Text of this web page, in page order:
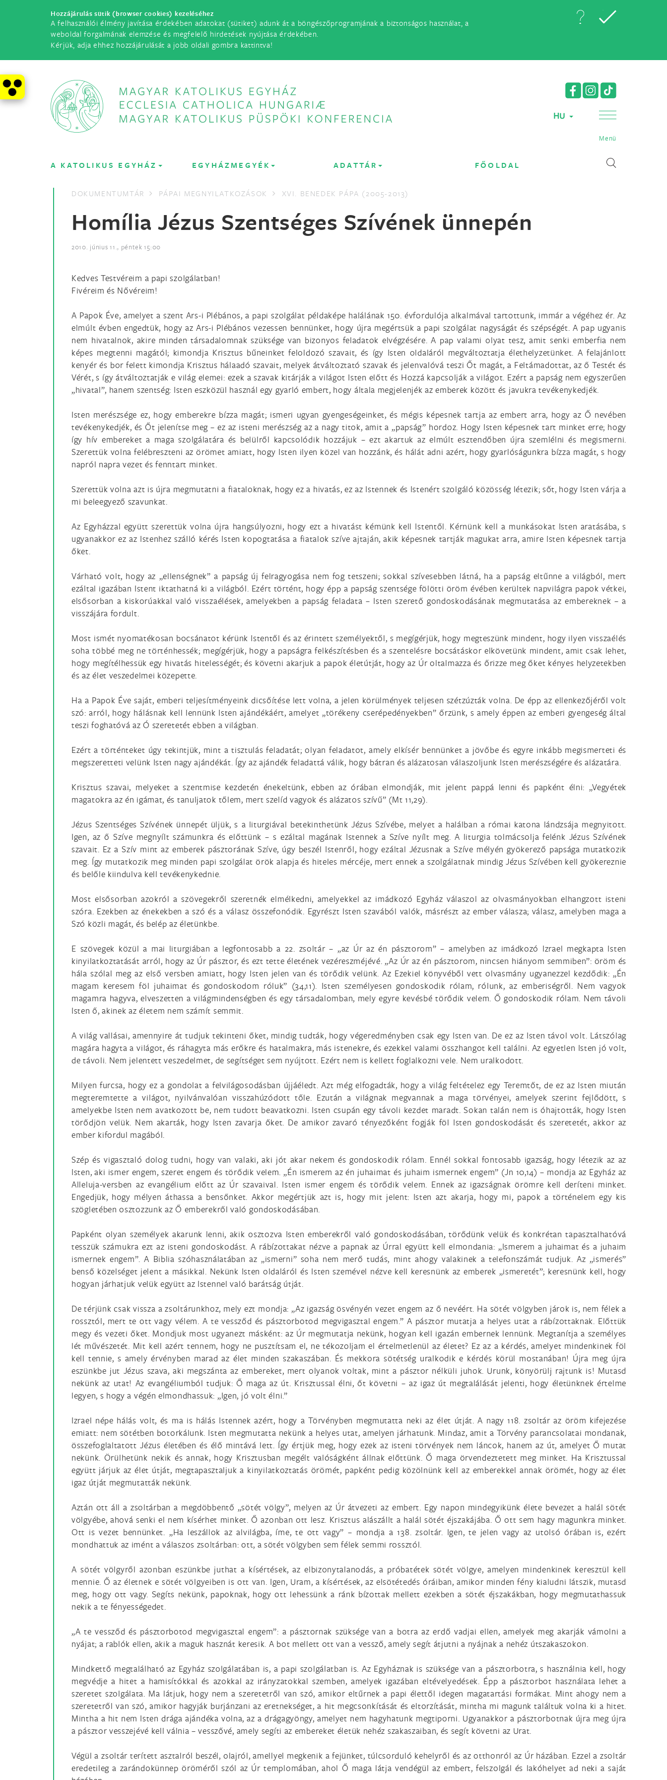
Hozzájárulás sütik (browser cookies) kezeléséhez
A felhasználói élmény javítása érdekében adatokat (sütiket) adunk át a böngészőprogramjának a biztonságos használat, a
weboldal forgalmának elemzése és megfelelő hirdetések nyújtása érdekében.
Kérjük, adja ehhez hozzájárulását a jobb oldali gombra kattintva!
HU
Menü
A KATOLIKUS EGYHÁZ EGYHÁZMEGYÉK ADATTÁR FŐOLDAL
DOKUMENTUMTÁR PÁPAI MEGNYILATKOZÁSOK XVI. BENEDEK PÁPA (2005-2013)
Homília Jézus Szentséges Szívének ünnepén
2010. június 11., péntek 15:00
Kedves Testvéreim a papi szolgálatban!
Fivéreim és Nővéreim!
A Papok Éve, amelyet a szent Ars-i Plébános, a papi szolgálat példaképe halálának 150. évfordulója alkalmával tartottunk, immár a végéhez ér. Az
elmúlt évben engedtük, hogy az Ars-i Plébános vezessen bennünket, hogy újra megértsük a papi szolgálat nagyságát és szépségét. A pap ugyanis
nem hivatalnok, akire minden társadalomnak szüksége van bizonyos feladatok elvégzésére. A pap valami olyat tesz, amit senki emberfia nem
képes megtenni magától; kimondja Krisztus bűneinket feloldozó szavait, és így Isten oldaláról megváltoztatja élethelyzetünket. A felajánlott
kenyér és bor felett kimondja Krisztus hálaadó szavait, melyek átváltoztató szavak és jelenvalóvá teszi Őt magát, a Feltámadottat, az ő Testét és
Vérét, s így átváltoztatják e világ elemei: ezek a szavak kitárják a világot Isten előtt és Hozzá kapcsolják a világot. Ezért a papság nem egyszerűen
„hivatal”, hanem szentség: Isten eszközül használ egy gyarló embert, hogy általa megjelenjék az emberek között és javukra tevékenykedjék.
Isten merészsége ez, hogy emberekre bízza magát; ismeri ugyan gyengeségeinket, és mégis képesnek tartja az embert arra, hogy az Ő nevében
tevékenykedjék, és Őt jelenítse meg – ez az isteni merészség az a nagy titok, amit a „papság” hordoz. Hogy Isten képesnek tart minket erre; hogy
így hív embereket a maga szolgálatára és belülről kapcsolódik hozzájuk – ezt akartuk az elmúlt esztendőben újra szemlélni és megismerni.
Szerettük volna felébreszteni az örömet amiatt, hogy Isten ilyen közel van hozzánk, és hálát adni azért, hogy gyarlóságunkra bízza magát, s hogy
napról napra vezet és fenntart minket.
Szerettük volna azt is újra megmutatni a fiataloknak, hogy ez a hivatás, ez az Istennek és Istenért szolgáló közösség létezik; sőt, hogy Isten várja a
mi beleegyező szavunkat.
Az Egyházzal együtt szerettük volna újra hangsúlyozni, hogy ezt a hivatást kémünk kell Istentől. Kérnünk kell a munkásokat Isten aratásába, s
ugyanakkor ez az Istenhez szálló kérés Isten kopogtatása a fiatalok szíve ajtaján, akik képesnek tartják magukat arra, amire Isten képesnek tartja
őket.
Várható volt, hogy az „ellenségnek” a papság új felragyogása nem fog tetszeni; sokkal szívesebben látná, ha a papság eltűnne a világból, mert
ezáltal igazában Istent iktathatná ki a világból. Ezért történt, hogy épp a papság szentsége fölötti öröm évében kerültek napvilágra papok vétkei,
elsősorban a kiskorúakkal való visszaélések, amelyekben a papság feladata – Isten szerető gondoskodásának megmutatása az embereknek – a
visszájára fordult.
Most ismét nyomatékosan bocsánatot kérünk Istentől és az érintett személyektől, s megígérjük, hogy megteszünk mindent, hogy ilyen visszaélés
soha többé meg ne történhessék; megígérjük, hogy a papságra felkészítésben és a szentelésre bocsátáskor elkövetünk mindent, amit csak lehet,
hogy megítélhessük egy hivatás hitelességét; és követni akarjuk a papok életútját, hogy az Úr oltalmazza és őrizze meg őket kényes helyzetekben
és az élet veszedelmei közepette.
Ha a Papok Éve saját, emberi teljesítményeink dicsőítése lett volna, a jelen körülmények teljesen szétzúzták volna. De épp az ellenkezőjéről volt
szó: arról, hogy hálásnak kell lennünk Isten ajándékáért, amelyet „törékeny cserépedényekben” őrzünk, s amely éppen az emberi gyengeség által
teszi foghatóvá az Ó szeretetét ebben a világban.
Ezért a történteket úgy tekintjük, mint a tisztulás feladatát; olyan feladatot, amely elkísér bennünket a jövőbe és egyre inkább megismerteti és
megszeretteti velünk Isten nagy ajándékát. Így az ajándék feladattá válik, hogy bátran és alázatosan válaszoljunk Isten merészségére és alázatára.
Krisztus szavai, melyeket a szentmise kezdetén énekeltünk, ebben az órában elmondják, mit jelent pappá lenni és papként élni: „Vegyétek
magatokra az én igámat, és tanuljatok tőlem, mert szelíd vagyok és alázatos szívű” (Mt 11,29).
Jézus Szentséges Szívének ünnepét üljük, s a liturgiával betekinthetünk Jézus Szívébe, melyet a halálban a római katona lándzsája megnyitott.
Igen, az ő Szíve megnyílt számunkra és előttünk – s ezáltal magának Istennek a Szíve nyílt meg. A liturgia tolmácsolja felénk Jézus Szívének
szavait. Ez a Szív mint az emberek pásztorának Szíve, úgy beszél Istenről, hogy ezáltal Jézusnak a Szíve mélyén gyökerező papsága mutatkozik
meg. Így mutatkozik meg minden papi szolgálat örök alapja és hiteles mércéje, mert ennek a szolgálatnak mindig Jézus Szívében kell gyökereznie
és belőle kiindulva kell tevékenykednie.
Most elsősorban azokról a szövegekről szeretnék elmélkedni, amelyekkel az imádkozó Egyház válaszol az olvasmányokban elhangzott isteni
szóra. Ezekben az énekekben a szó és a válasz összefonódik. Egyrészt Isten szavából valók, másrészt az ember válasza; válasz, amelyben maga a
Szó közli magát, és belép az életünkbe.
E szövegek közül a mai liturgiában a legfontosabb a 22. zsoltár – „az Úr az én pásztorom” – amelyben az imádkozó Izrael megkapta Isten
kinyilatkoztatását arról, hogy az Úr pásztor, és ezt tette életének vezéreszméjévé. „Az Úr az én pásztorom, nincsen hiányom semmiben”: öröm és
hála szólal meg az első versben amiatt, hogy Isten jelen van és törődik velünk. Az Ezekiel könyvéből vett olvasmány ugyanezzel kezdődik: „Én
magam keresem föl juhaimat és gondoskodom róluk” (34,11). Isten személyesen gondoskodik rólam, rólunk, az emberiségről. Nem vagyok
magamra hagyva, elveszetten a világmindenségben és egy társadalomban, mely egyre kevésbé törődik velem. Ő gondoskodik rólam. Nem távoli
Isten ő, akinek az életem nem számít semmit.
A világ vallásai, amennyire át tudjuk tekinteni őket, mindig tudták, hogy végeredményben csak egy Isten van. De ez az Isten távol volt. Látszólag
magára hagyta a világot, és ráhagyta más erőkre és hatalmakra, más istenekre, és ezekkel valami összhangot kell találni. Az egyetlen Isten jó volt,
de távoli. Nem jelentett veszedelmet, de segítséget sem nyújtott. Ezért nem is kellett foglalkozni vele. Nem uralkodott.
Milyen furcsa, hogy ez a gondolat a felvilágosodásban újjáéledt. Azt még elfogadták, hogy a világ feltételez egy Teremtőt, de ez az Isten miután
megteremtette a világot, nyilvánvalóan visszahúzódott tőle. Ezután a világnak megvannak a maga törvényei, amelyek szerint fejlődött, s
amelyekbe Isten nem avatkozott be, nem tudott beavatkozni. Isten csupán egy távoli kezdet maradt. Sokan talán nem is óhajtották, hogy Isten
törődjön velük. Nem akarták, hogy Isten zavarja őket. De amikor zavaró tényezőként fogják föl Isten gondoskodását és szeretetét, akkor az
ember kifordul magából.
Szép és vigasztaló dolog tudni, hogy van valaki, aki jót akar nekem és gondoskodik rólam. Ennél sokkal fontosabb igazság, hogy létezik az az
Isten, aki ismer engem, szeret engem és törődik velem. „Én ismerem az én juhaimat és juhaim ismernek engem” (Jn 10,14) – mondja az Egyház az
Alleluja-versben az evangélium előtt az Úr szavaival. Isten ismer engem és törődik velem. Ennek az igazságnak örömre kell deríteni minket.
Engedjük, hogy mélyen áthassa a bensőnket. Akkor megértjük azt is, hogy mit jelent: Isten azt akarja, hogy mi, papok a történelem egy kis
szögletében osztozzunk az Ő emberekről való gondoskodásában.
Papként olyan személyek akarunk lenni, akik osztozva Isten emberekről való gondoskodásában, törődünk velük és konkrétan tapasztalhatóvá
tesszük számukra ezt az isteni gondoskodást. A rábízottakat nézve a papnak az Úrral együtt kell elmondania: „Ismerem a juhaimat és a juhaim
ismernek engem”. A Biblia szóhasználatában az „ismerni” soha nem merő tudás, mint ahogy valakinek a telefonszámát tudjuk. Az „ismerés”
benső közelséget jelent a másikkal. Nekünk Isten oldaláról és Isten szemével nézve kell keresnünk az emberek „ismeretét”; keresnünk kell, hogy
hogyan járhatjuk velük együtt az Istennel való barátság útját.
De térjünk csak vissza a zsoltárunkhoz, mely ezt mondja: „Az igazság ösvényén vezet engem az ő nevéért. Ha sötét völgyben járok is, nem félek a
rossztól, mert te ott vagy vélem. A te vessződ és pásztorbotod megvigasztal engem.” A pásztor mutatja a helyes utat a rábízottaknak. Előttük
megy és vezeti őket. Mondjuk most ugyanezt másként: az Úr megmutatja nekünk, hogyan kell igazán embernek lennünk. Megtanítja a személyes
lét művészetét. Mit kell azért tennem, hogy ne pusztítsam el, ne tékozoljam el értelmetlenül az életet? Ez az a kérdés, amelyet mindenkinek föl
kell tennie, s amely érvényben marad az élet minden szakaszában. És mekkora sötétség uralkodik e kérdés körül mostanában! Újra meg újra
eszünkbe jut Jézus szava, aki megszánta az embereket, mert olyanok voltak, mint a pásztor nélküli juhok. Urunk, könyörülj rajtunk is! Mutasd
nekünk az utat! Az evangéliumból tudjuk: Ő maga az út. Krisztussal élni, őt követni – az igaz út megtalálását jelenti, hogy életünknek értelme
legyen, s hogy a végén elmondhassuk: „Igen, jó volt élni.”
Izrael népe hálás volt, és ma is hálás Istennek azért, hogy a Törvényben megmutatta neki az élet útját. A nagy 118. zsoltár az öröm kifejezése
emiatt: nem sötétben botorkálunk. Isten megmutatta nekünk a helyes utat, amelyen járhatunk. Mindaz, amit a Törvény parancsolatai mondanak,
összefoglaltatott Jézus életében és élő mintává lett. Így értjük meg, hogy ezek az isteni törvények nem láncok, hanem az út, amelyet Ő mutat
nekünk. Örülhetünk nekik és annak, hogy Krisztusban megélt valóságként állnak előttünk. Ő maga örvendeztetett meg minket. Ha Krisztussal
együtt járjuk az élet útját, megtapasztaljuk a kinyilatkoztatás örömét, papként pedig közölnünk kell az emberekkel annak örömét, hogy az élet
igaz útját megmutatták nekünk.
Aztán ott áll a zsoltárban a megdöbbentő „sötét völgy”, melyen az Úr átvezeti az embert. Egy napon mindegyikünk élete bevezet a halál sötét
völgyébe, ahová senki el nem kísérhet minket. Ő azonban ott lesz. Krisztus alászállt a halál sötét éjszakájába. Ő ott sem hagy magunkra minket.
Ott is vezet bennünket. „Ha leszállok az alvilágba, íme, te ott vagy” – mondja a 138. zsoltár. Igen, te jelen vagy az utolsó órában is, ezért
mondhattuk az imént a válaszos zsoltárban: ott, a sötét völgyben sem félek semmi rossztól.
A sötét völgyről azonban eszünkbe juthat a kísértések, az elbizonytalanodás, a próbatétek sötét völgye, amelyen mindenkinek keresztül kell
mennie. Ő az életnek e sötét völgyeiben is ott van. Igen, Uram, a kísértések, az elsötétedés óráiban, amikor minden fény kialudni látszik, mutasd
meg, hogy ott vagy. Segíts nekünk, papoknak, hogy ott lehessünk a ránk bízottak mellett ezekben a sötét éjszakákban, hogy megmutathassuk
nekik a te fényességedet.
„A te vessződ és pásztorbotod megvigasztal engem”: a pásztornak szüksége van a botra az erdő vadjai ellen, amelyek meg akarják vámolni a
nyájat; a rablók ellen, akik a maguk hasznát keresik. A bot mellett ott van a vessző, amely segít átjutni a nyájnak a nehéz útszakaszokon.
Mindkettő megtalálható az Egyház szolgálatában is, a papi szolgálatban is. Az Egyháznak is szüksége van a pásztorbotra, s használnia kell, hogy
megvédje a hitet a hamisítókkal és azokkal az irányzatokkal szemben, amelyek igazában eltévelyedések. Épp a pásztorbot használata lehet a
szeretet szolgálata. Ma látjuk, hogy nem a szeretetről van szó, amikor eltűrnek a papi élettől idegen magatartási formákat. Mint ahogy nem a
szeretetről van szó, amikor hagyják burjánzani az eretnekséget, a hit megcsonkítását és eltorzítását, mintha mi magunk találtuk volna ki a hitet.
Mintha a hit nem Isten drága ajándéka volna, az a drágagyöngy, amelyet nem hagyhatunk megtiporni. Ugyanakkor a pásztorbotnak újra meg újra
a pásztor vesszejévé kell válnia – vesszővé, amely segíti az embereket életük nehéz szakaszaiban, és segít követni az Urat.
Végül a zsoltár terített asztalról beszél, olajról, amellyel megkenik a fejünket, túlcsorduló kehelyről és az otthonról az Úr házában. Ezzel a zsoltár
eredetileg a zarándokünnep öröméről szól az Úr templomában, ahol Ő maga látja vendégül az embert, felszolgál és lakóhelyet ad neki a saját